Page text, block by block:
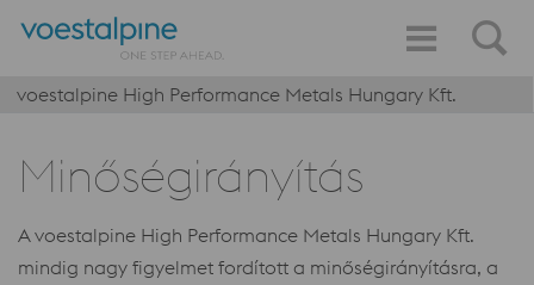
voestalpine High Performance Metals Hungary Kft.
Minőségirányítás
A voestalpine High Performance Metals Hungary Kft.
mindig nagy figyelmet fordított a minőségirányításra, a